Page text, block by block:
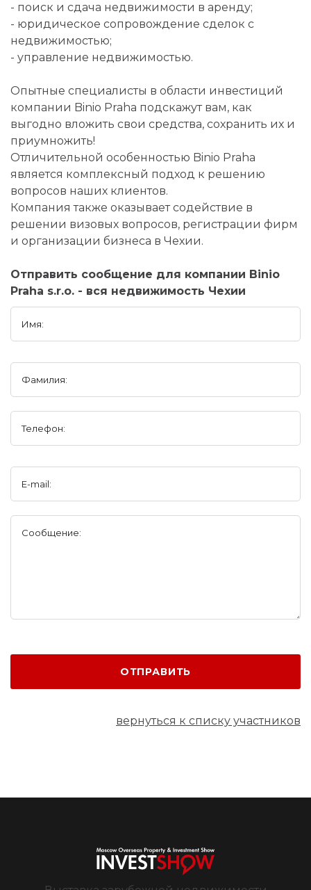
- поиск и сдача недвижимости в аренду;
- юридическое сопровождение сделок с
недвижимостью;
- управление недвижимостью.
Опытные специалисты в области инвестиций
компании Binio Praha подскажут вам, как
выгодно вложить свои средства, сохранить их и
приумножить!
Отличительной особенностью Binio Praha
является комплексный подход к решению
вопросов наших клиентов.
Компания также оказывает содействие в
решении визовых вопросов, регистрации фирм
и организации бизнеса в Чехии.
Отправить сообщение для компании Binio
Praha s.r.o. - вся недвижимость Чехии
Имя:
Фамилия:
Телефон:
E-mail:
Сообщение:
ОТПРАВИТЬ
вернуться к списку участников